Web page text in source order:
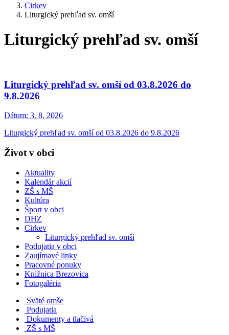
Cirkev
Liturgický prehľad sv. omší
Liturgický prehľad sv. omší
Liturgický prehľad sv. omší od 03.8.2026 do
9.8.2026
Dátum: 3. 8. 2026
Liturgický prehľad sv. omší od 03.8.2026 do 9.8.2026
Život v obci
Aktuality
Kalendár akcií
ZŠ s MŠ
Kultúra
Šport v obci
DHZ
Cirkev
Liturgický prehľad sv. omší
Podujatia v obci
Zaujímavé linky
Pracovné ponuky
Knižnica Brezovica
Fotogaléria
Sväté omše
Podujatia
Dokumenty a tlačivá
ZŠ s MŠ